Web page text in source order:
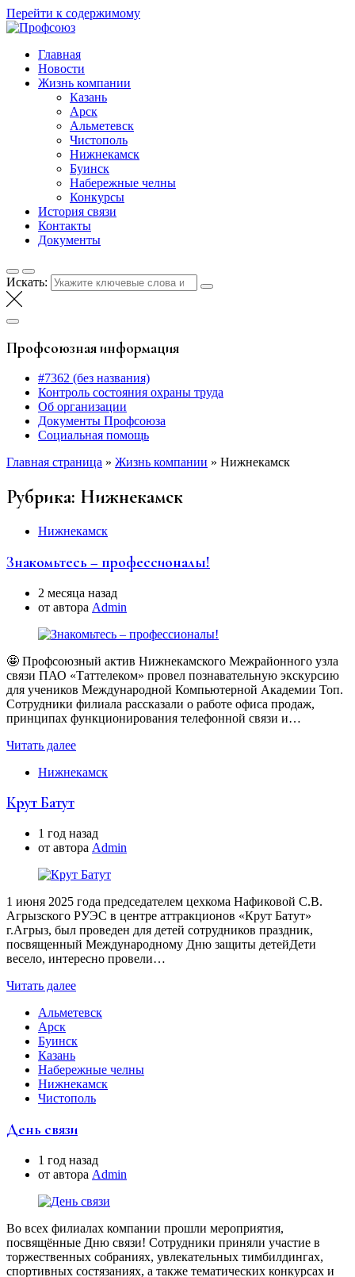
Перейти к содержимому
Таттелеком
Главная
Новости
Жизнь компании
Казань
Арск
Альметевск
Чистополь
Нижнекамск
Буинск
Набережные челны
Конкурсы
История связи
Контакты
Документы
Искать:
Профсоюзная информация
#7362 (без названия)
Контроль состояния охраны труда
Об организации
Документы Профсоюза
Социальная помощь
Главная страница » Жизнь компании » Нижнекамск
Рубрика: Нижнекамск
Нижнекамск
Знакомьтесь – профессионалы!
2 месяца назад
от автора Аdmin
🤩 Профсоюзный актив Нижнекамского Межрайонного узла
связи ПАО «Таттелеком» провел познавательную экскурсию
для учеников Международной Компьютерной Академии Toп.
Сотрудники филиала рассказали о работе офиса продаж,
принципах функционирования телефонной связи и…
Читать далее
Нижнекамск
Крут Батут
1 год назад
от автора Аdmin
1 июня 2025 года председателем цехкома Нафиковой С.В.
Агрызского РУЭС в центре аттракционов «Крут Батут»
г.Агрыз, был проведен для детей сотрудников праздник,
посвященный Международному Дню защиты детейДети
весело, интересно провели…
Читать далее
Альметевск
Арск
Буинск
Казань
Набережные челны
Нижнекамск
Чистополь
День связи
1 год назад
от автора Аdmin
Во всех филиалах компании прошли мероприятия,
посвящённые Дню связи! Сотрудники приняли участие в
торжественных собраниях, увлекательных тимбилдингах,
спортивных состязаниях, а также тематических конкурсах и